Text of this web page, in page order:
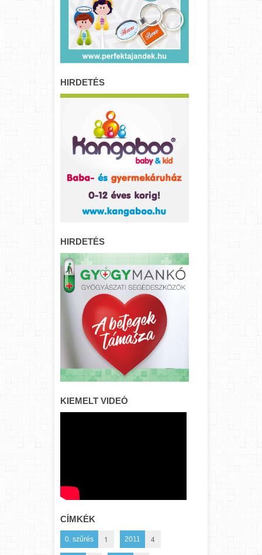
HIRDETÉS
HIRDETÉS
KIEMELT VIDEÓ
CÍMKÉK
0. szűrés 1 2011 4